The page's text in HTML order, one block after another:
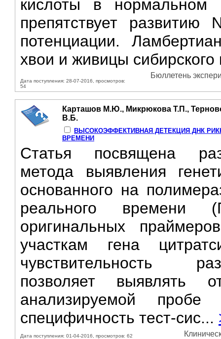
кислоты в нормальном
препятствует развитию
потенциации.
хвои и живицы
Дата поступления: 28-07-2016, просмотров:
54
Бюллетень
Карташов М.Ю., Микрюкова Т.П.,
В.Б.
ВЫСОКОЭФФЕКТИВНАЯ ДЕТЕКЦИЯ ДНК
ВРЕМЕНИ
Статья посвящена
метода выявления
основанного на
реального времени
оригинальных
участкам гена
чувствительность
позволяет выявлять
анализируемой
специфичность тест-сис...
Дата поступления: 01-04-2016, просмотров: 62